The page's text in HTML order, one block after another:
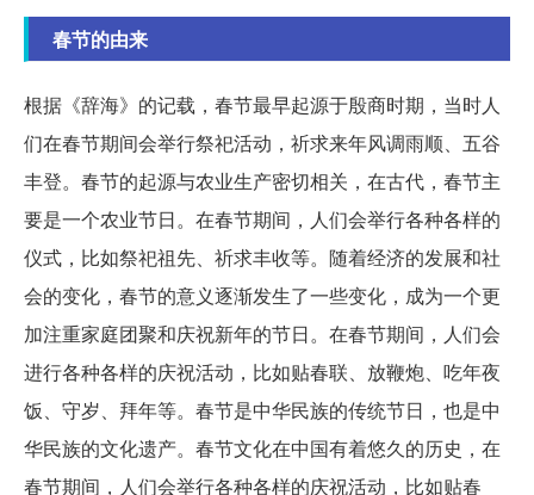
春节的由来
根据《辞海》的记载，春节最早起源于殷商时期，当时人
们在春节期间会举行祭祀活动，祈求来年风调雨顺、五谷
丰登。春节的起源与农业生产密切相关，在古代，春节主
要是一个农业节日。在春节期间，人们会举行各种各样的
仪式，比如祭祀祖先、祈求丰收等。随着经济的发展和社
会的变化，春节的意义逐渐发生了一些变化，成为一个更
加注重家庭团聚和庆祝新年的节日。在春节期间，人们会
进行各种各样的庆祝活动，比如贴春联、放鞭炮、吃年夜
饭、守岁、拜年等。春节是中华民族的传统节日，也是中
华民族的文化遗产。春节文化在中国有着悠久的历史，在
春节期间，人们会举行各种各样的庆祝活动，比如贴春